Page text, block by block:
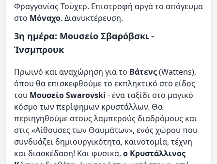
Φραγγονίας Τούχερ. Επιστροφή αργά το απόγευμα
στο Μόναχο. Διανυκτέρευση.
3η ημέρα: Μουσείο Σβαρόβσκι -
Ίνσμπρουκ
Πρωινό και αναχώρηση για το Βάτενς(Wattens),
όπου θα επισκεφθούμε το εκπληκτικό στο είδος
του Μουσείο Swarovski - ένα ταξίδι στο μαγικό
κόσμο των περίφημων κρυστάλλων. Θα
περιηγηθούμε στους λαμπερούς διαδρόμους και
στις «Αίθουσες των Θαυμάτων», ενός χώρου που
συνδυάζει δημιουργικότητα, καινοτομία, τέχνη
και διασκέδαση! Και φυσικά, ο Κρυστάλλινος